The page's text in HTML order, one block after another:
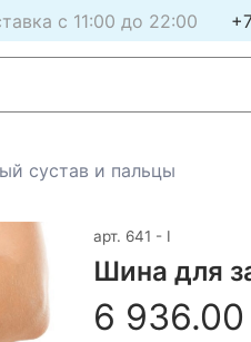
с 11:00 до 22:00
сустав и пальцы
арт. 641 - I
Шина для
6